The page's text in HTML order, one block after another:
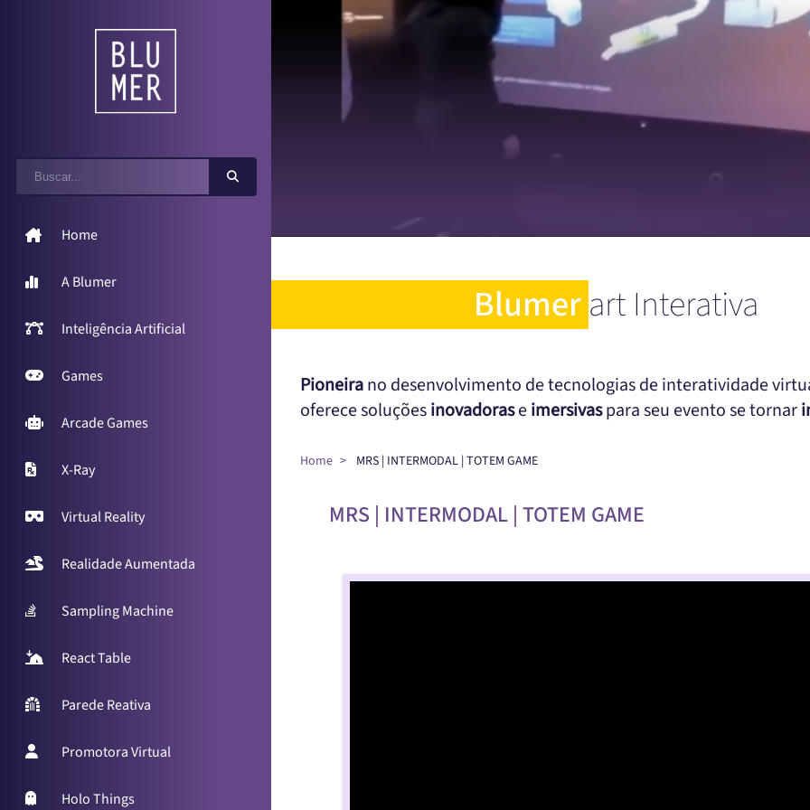
Home
A Blumer
Inteligência Artificial
Games
Arcade Games
X-Ray
Virtual Reality
Realidade Aumentada
Sampling Machine
React Table
Parede Reativa
Promotora Virtual
Holo Things
Blumerart Interativa
Pioneirano desenvolvimento de tecnologias de interatividade
oferece soluçõesinovadoraseimersivaspara seu evento se tornar
Home MRS | INTERMODAL | TOTEM GAME
MRS | INTERMODAL | TOTEM GAME